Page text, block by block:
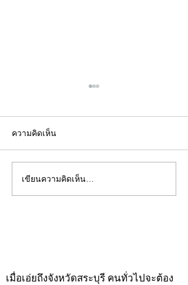
คอลัมน์"จับชีพจรวงการ
พระ"ประจำพุธที่ 29
ความคิดเห็น
เขียนความคิดเห็น…
เมื่อเอ่ยถึงจังหวัดสระบุรี คนทั่วไปจะต้อง